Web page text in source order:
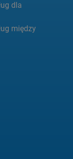
dla
między